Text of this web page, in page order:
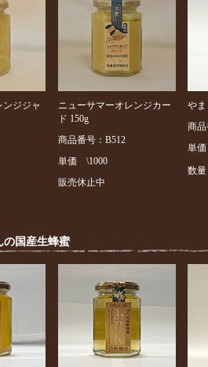
ンジジャ
ニューサマーオレンジカー
ド 150g
商品番号：B512
単価 \1000
販売休止中
やま
商
単
数
の国産生蜂蜜